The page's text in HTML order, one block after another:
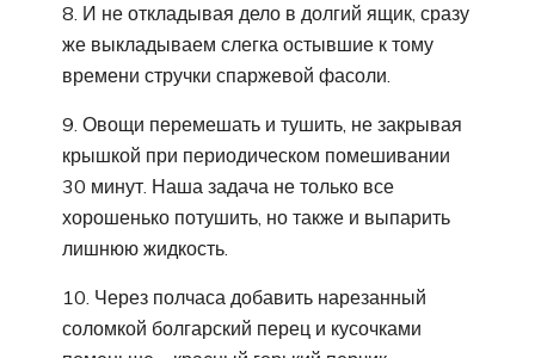
8. И не откладывая дело в долгий ящик, сразу
же выкладываем слегка остывшие к тому
времени стручки спаржевой фасоли.
9. Овощи перемешать и тушить, не закрывая
крышкой при периодическом помешивании
30 минут. Наша задача не только все
хорошенько потушить, но также и выпарить
лишнюю жидкость.
10. Через полчаса добавить нарезанный
соломкой болгарский перец и кусочками